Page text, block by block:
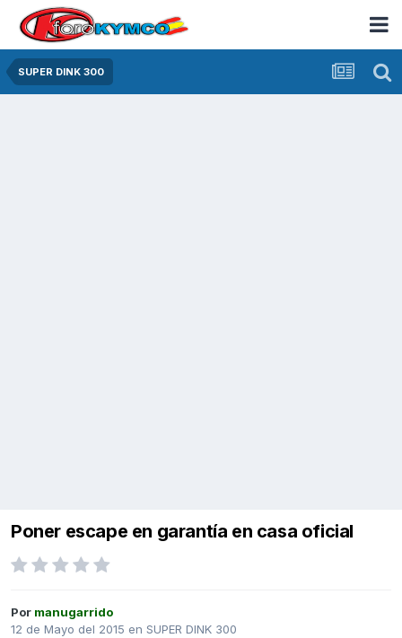
SUPER DINK 300
Poner escape en garantía en casa oficial
Por manugarrido
12 de Mayo del 2015 en SUPER DINK 300